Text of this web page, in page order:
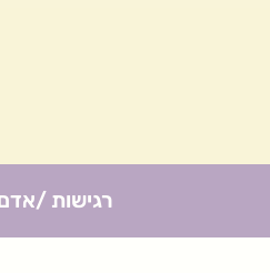
רגישות /